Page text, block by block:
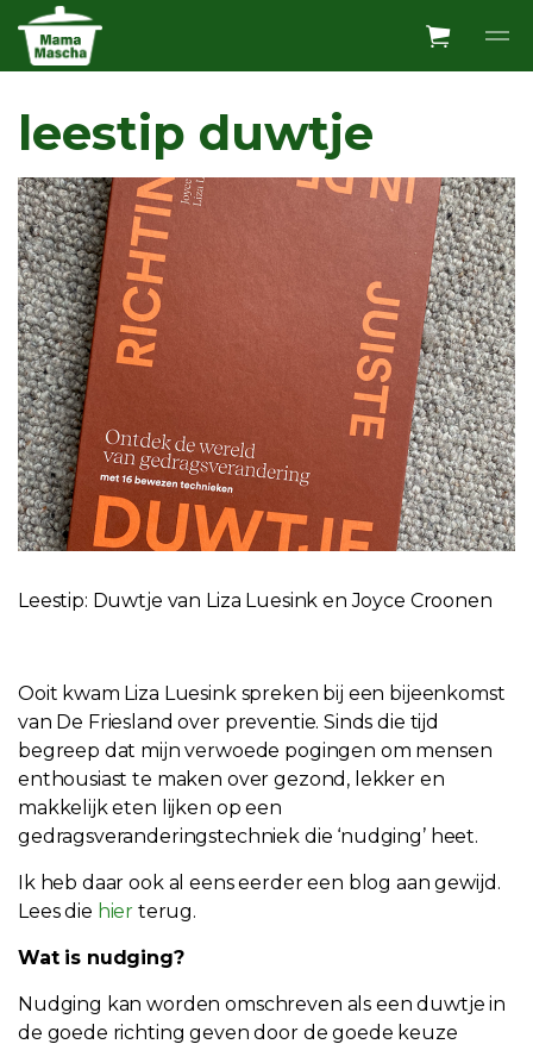
Overslaan en ga direct naar de inhoud
leestip duwtje
Leestip: Duwtje van Liza Luesink en Joyce Croonen
Ooit kwam Liza Luesink spreken bij een bijeenkomst
van De Friesland over preventie. Sinds die tijd
begreep dat mijn verwoede pogingen om mensen
enthousiast te maken over gezond, lekker en
makkelijk eten lijken op een
gedragsveranderingstechniek die ‘nudging’ heet.
Ik heb daar ook al eens eerder een blog aan gewijd.
Lees die hier terug.
Wat is nudging?
Nudging kan worden omschreven als een duwtje in
de goede richting geven door de goede keuze